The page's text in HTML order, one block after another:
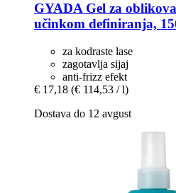
GYADA Gel za
učinkom definiranja,
za kodraste lase
zagotavlja sijaj
anti-frizz efekt
€ 17,18 (€ 114,53 / l)
Dostava do 12 avgust